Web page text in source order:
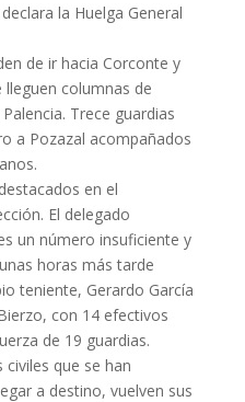
la Huelga General
de ir hacia Corconte y
lleguen columnas de
Trece guardias
a Pozazal acompañados
en el
El delegado
un número insuficiente y
horas más tarde
teniente, Gerardo García
con 14 efectivos
de 19 guardias.
que se han
a destino, vuelven sus